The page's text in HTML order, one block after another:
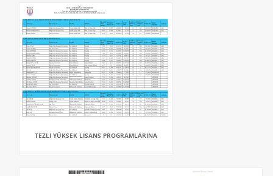
TEZLI YÜKSEK LISANS PROGRAMLARINA